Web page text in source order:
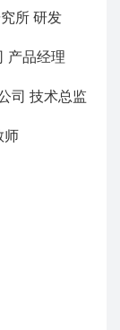
所 研发
产品经理
司 技术总监
师